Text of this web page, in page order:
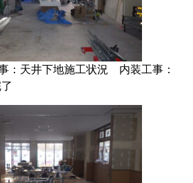
天井下地施工状況 内装工事：